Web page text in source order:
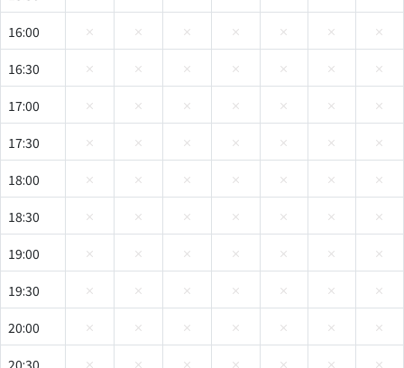
16:00
16:30
17:00
17:30
18:00
18:30
19:00
19:30
20:00
20:30